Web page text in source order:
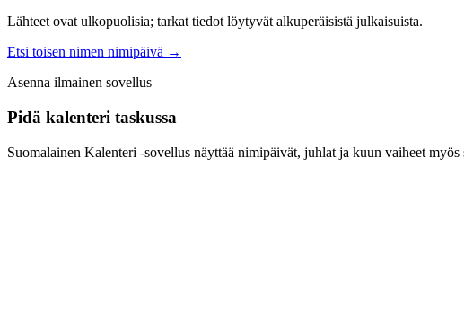
Lähteet ovat ulkopuolisia; tarkat tiedot löytyvät alkuperäisistä julkaisuista.
Etsi toisen nimen nimipäivä →
Asenna ilmainen sovellus
Pidä kalenteri taskussa
Suomalainen Kalenteri ‑sovellus näyttää nimipäivät, juhlat ja kuun vaiheet